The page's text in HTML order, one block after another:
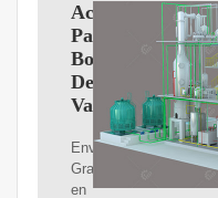
Aceite
Para
Bombas
De
Vacío
Envíos
Gratis
en